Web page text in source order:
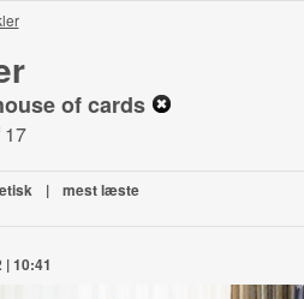
of cards
17
| mest læste
| 10:41